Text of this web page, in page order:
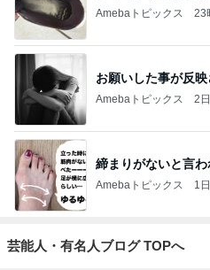
Amebaトピックス 23
お願いした事が反
Amebaトピックス 2
締まりがないと言
Amebaトピックス 1
芸能人・有名人ブログ TOPへ